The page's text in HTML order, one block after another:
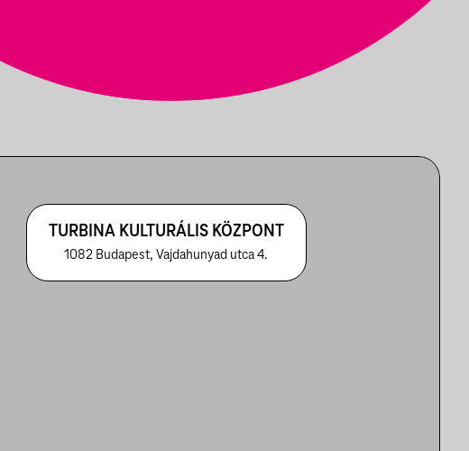
TURBINA KULTURÁLIS KÖZPONT
1082 Budapest, Vajdahunyad utca 4.